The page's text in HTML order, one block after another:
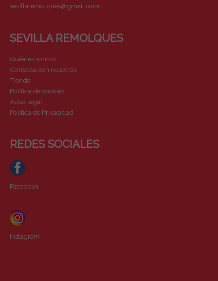
sevillaremolques@gmail.com
SEVILLA REMOLQUES
Quiénes somos
Contacta con nosotros
Tienda
Política de cookies
Aviso legal
Política de Privacidad
REDES SOCIALES
Facebook
Instagram